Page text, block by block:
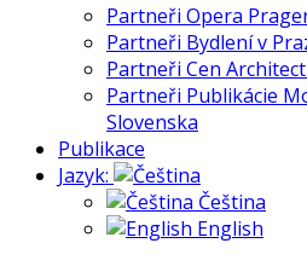
Partneři Opera
Partneři Bydlení v
Partneři Cen
Partneři Publikácie
Slovenska
Publikace
Jazyk:
Čeština
English